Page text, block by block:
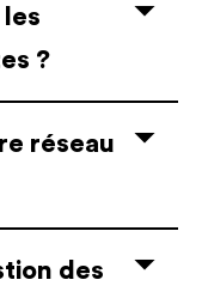
?
réseau
des